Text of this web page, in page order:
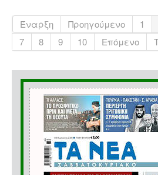
Έναρξη Προηγούμενο 1
7
8 9 10 Επόμενο